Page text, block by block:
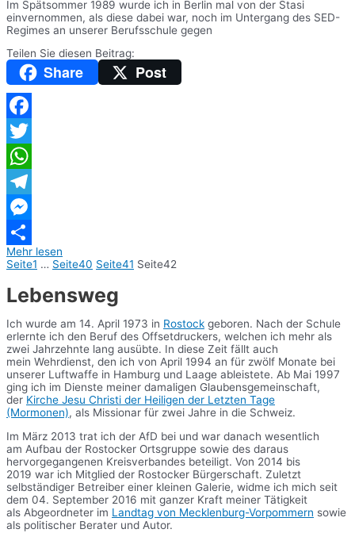
Im Spätsommer 1989 wurde ich in Berlin mal von der Stasi
einvernommen, als diese dabei war, noch im Untergang des SED-
Regimes an unserer Berufsschule gegen
Teilen Sie diesen Beitrag:
Share Post
Facebook
Twitter
WhatsApp
Telegram
Messenger
Teilen
Mehr lesen
Seite1 … Seite40 Seite41 Seite42
Lebensweg
Ich wurde am 14. April 1973 in Rostock geboren. Nach der Schule
erlernte ich den Beruf des Offsetdruckers, welchen ich mehr als
zwei Jahrzehnte lang ausübte. In diese Zeit fällt auch
mein Wehrdienst, den ich von April 1994 an für zwölf Monate bei
unserer Luftwaffe in Hamburg und Laage ableistete. Ab Mai 1997
ging ich im Dienste meiner damaligen Glaubensgemeinschaft,
der Kirche Jesu Christi der Heiligen der Letzten Tage
(Mormonen), als Missionar für zwei Jahre in die Schweiz.
Im März 2013 trat ich der AfD bei und war danach wesentlich
am Aufbau der Rostocker Ortsgruppe sowie des daraus
hervorgegangenen Kreisverbandes beteiligt. Von 2014 bis
2019 war ich Mitglied der Rostocker Bürgerschaft. Zuletzt
selbständiger Betreiber einer kleinen Galerie, widme ich mich seit
dem 04. September 2016 mit ganzer Kraft meiner Tätigkeit
als Abgeordneter im Landtag von Mecklenburg-Vorpommern sowie
als politischer Berater und Autor.